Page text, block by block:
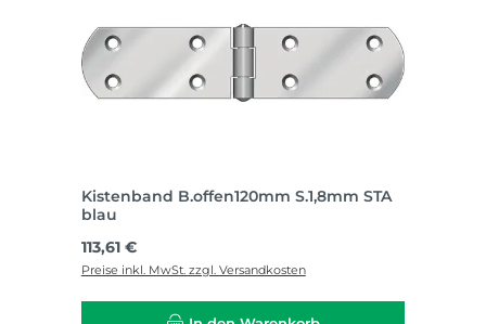
Kistenband B.offen120mm S.1,8mm STA
blau
Regulärer Preis:
113,61 €
Preise inkl. MwSt. zzgl. Versandkosten